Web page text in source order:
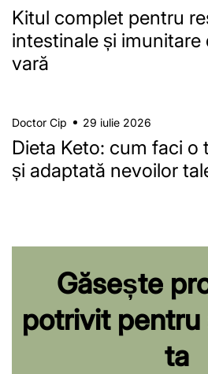
Kitul complet pentru
intestinale și imunitare
vară
Doctor Cip 29 iulie 2026
Dieta Keto: cum faci o
și adaptată nevoilor
Găsește
potrivit pentru
ta